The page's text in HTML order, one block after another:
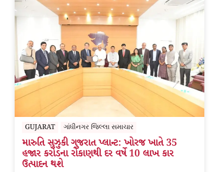
GUJARAT ગાંધીનગર જિલ્લા સમાચાર
મારુતિ સુઝુકી ગુજરાત પ્લાન્ટ: ખોરજ ખાતે 35
હજાર કરોડના રોકાણથી દર વર્ષે 10 લાખ કાર
ઉત્પાદન થશે